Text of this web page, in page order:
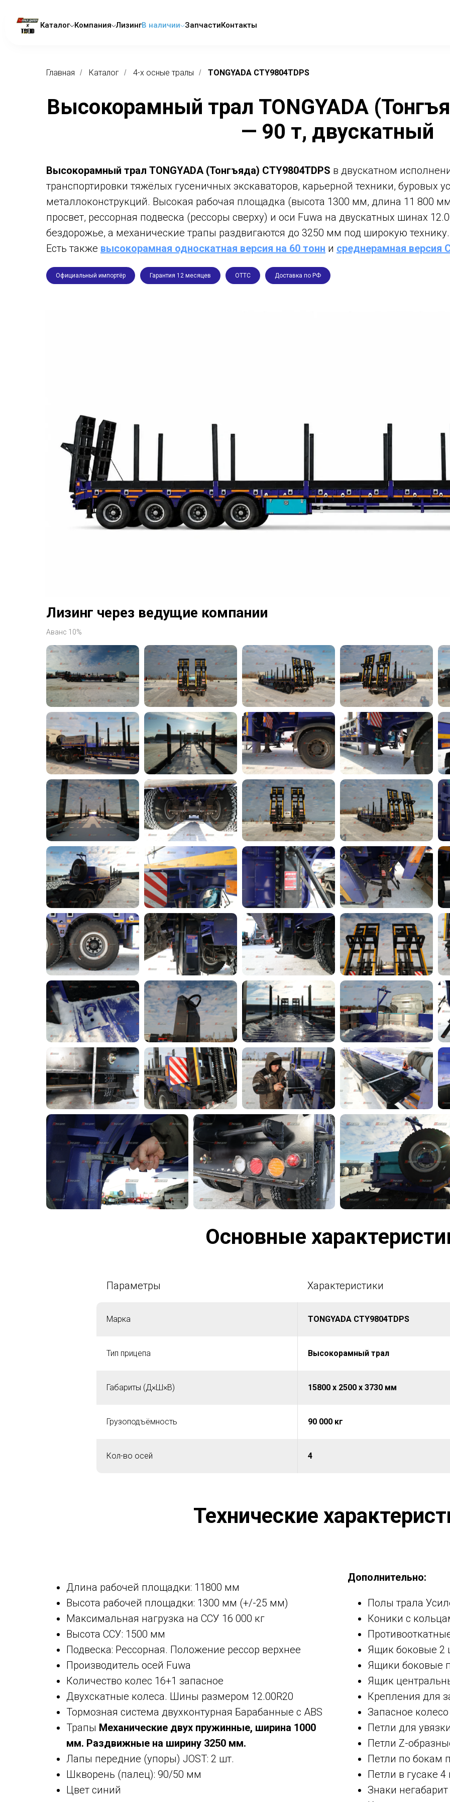
Каталог Компания ЛизингВ наличии ЗапчастиКонтакты
Главная / Каталог / 4-x осные тралы / TONGYADA CTY9804TDPS
Высокорамный трал TONGYADA
— 90 т, двускатный
Высокорамный трал TONGYADA (Тонгъяда) CTY9804TDPS в двускатном
транспортировки тяжёлых гусеничных экскаваторов, карьерной техники, буровых
металлоконструкций. Высокая рабочая площадка (высота 1300 мм, длина 11 800
просвет, рессорная подвеска (рессоры сверху) и оси Fuwa на двускатных шинах
бездорожье, а механические трапы раздвигаются до 3250 мм под широкую
Есть также высокорамная односкатная версия на 60 тонн и среднерамная версия
Официальный импортёр Гарантия 12 месяцев ОТТС Доставка по РФ
Лизинг через ведущие компании
Аванс 10%
Основные
Параметры Характеристики
Марка TONGYADA CTY9804TDPS
Тип прицепа Высокорамный трал
Габариты (Д×Ш×В) 15800 х 2500 х 3730 мм
Грузоподъёмность 90 000 кг
Кол-во осей 4
Технические
Длина рабочей площадки: 11800 мм
Высота рабочей площадки: 1300 мм (+/-25 мм)
Максимальная нагрузка на ССУ 16 000 кг
Высота ССУ: 1500 мм
Подвеска: Рессорная. Положение рессор верхнее
Производитель осей Fuwa
Количество колес 16+1 запасное
Двухскатные колеса. Шины размером 12.00R20
Тормозная система двухконтурная Барабанные с ABS
Трапы Механические двух пружинные, ширина 1000
мм. Раздвижные на ширину 3250 мм.
Лапы передние (упоры) JOST: 2 шт.
Шкворень (палец): 90/50 мм
Цвет синий
Дополнительно:
Полы трала
Коники с
Ящик боковые 2
Ящики боковые
Ящик
Крепления для
Запасное
Петли для
Петли Z-
Петли по бокам
Петли в гусаке 4
Знаки